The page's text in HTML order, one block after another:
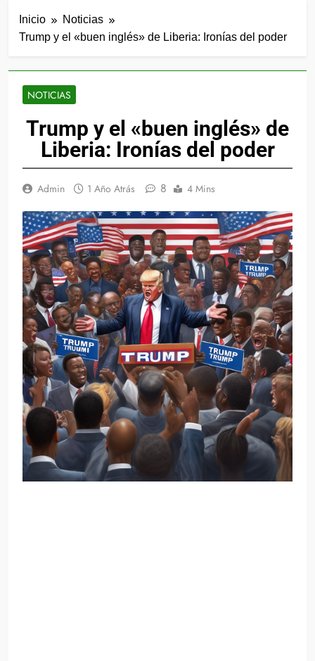
Inicio
Noticias
Trump y el «buen inglés» de Liberia: Ironías del poder
NOTICIAS
Trump y el «buen inglés» de
Liberia: Ironías del poder
Admin 1 Año Atrás 8 4 Mins